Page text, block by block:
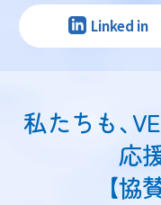
Linked in
私たちも、
応
【協